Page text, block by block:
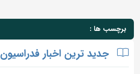
برچسب ها :
جدید ترین اخبار فدراسیون